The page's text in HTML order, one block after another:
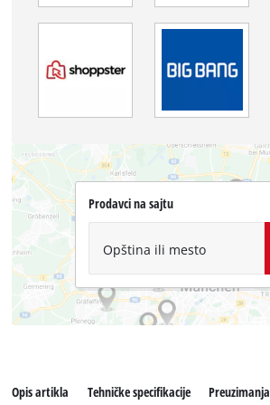
Prodavci na sajtu
Opština ili mesto
Opis artikla Tehničke specifikacije Preuzimanja